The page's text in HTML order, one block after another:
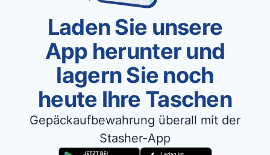
Laden Sie unsere
App herunter und
lagern Sie noch
heute Ihre Taschen
Gepäckaufbewahrung überall mit der
Stasher-App